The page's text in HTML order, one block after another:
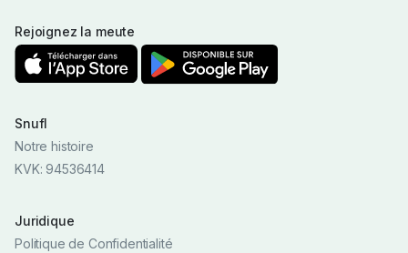
Rejoignez la meute
Snufl
Notre histoire
KVK: 94536414
Juridique
Politique de Confidentialité